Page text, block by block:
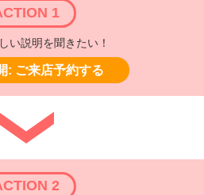
1
い説明を聞きたい！
: ご来店予約する
2